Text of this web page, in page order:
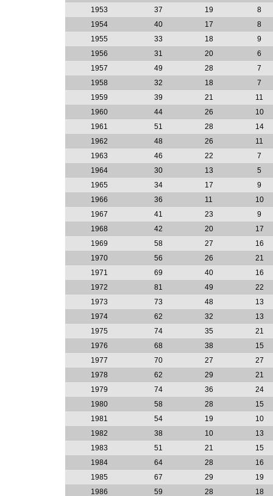
1953
37 19
8
1954
40 17
8
1955
33 18
9
1956
31 20
6
1957
49 28
7
1958
32 18
7
1959
39 21
11
1960
44 26
10
1961
51 28
14
1962
48 26
11
1963
46 22
7
1964
30 13
5
1965
34 17
9
1966
36 11
10
1967
41 23
9
1968
42 20
17
1969
58 27
16
1970
56 26
21
1971
69 40
16
1972
81 49
22
1973
73 48
13
1974
62 32
13
1975
74 35
21
1976
68 38
15
1977
70 27
27
1978
62 29
21
1979
74 36
24
1980
58 28
15
1981
54 19
10
1982
38 10
13
1983
51 21
15
1984
64 28
16
1985
67 29
19
1986
59 28 18